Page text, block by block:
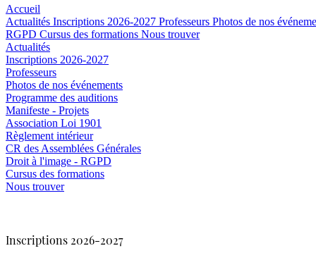
Accueil
Actualités Inscriptions 2026-2027 Professeurs Photos de nos
RGPD Cursus des formations Nous trouver
Actualités
Inscriptions 2026-2027
Professeurs
Photos de nos événements
Programme des auditions
Manifeste - Projets
Association Loi 1901
Règlement intérieur
CR des Assemblées Générales
Droit à l'image - RGPD
Cursus des formations
Nous trouver
Inscriptions 2026-2027